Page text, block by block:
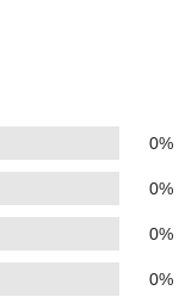
0%
0%
0%
0%